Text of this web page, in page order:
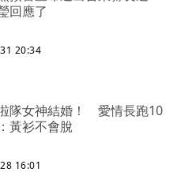
回應了
20:34
隊女神結婚！ 愛情長跑10
黃衫不會脫
16:01